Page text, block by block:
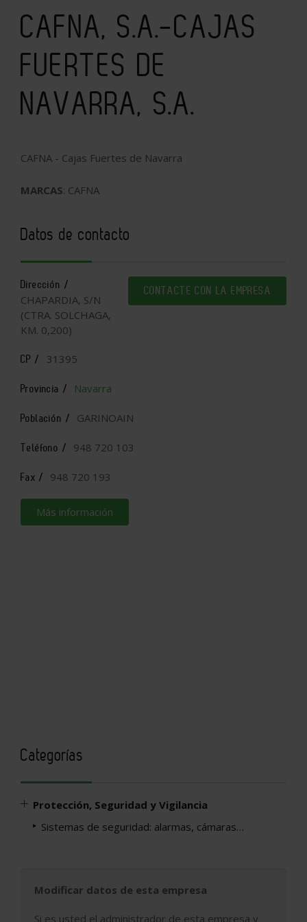
CAFNA, S.A.-CAJAS
FUERTES DE
NAVARRA, S.A.
CAFNA - Cajas Fuertes de Navarra
MARCAS: CAFNA
Datos de contacto
CONTACTE CON LA EMPRESA
Dirección /
CHAPARDIA, S/N
(CTRA. SOLCHAGA,
KM. 0,200)
CP / 31395
Provincia / Navarra
Población / GARINOAIN
Teléfono / 948 720 103
Fax / 948 720 193
Más información
Categorías
Protección, Seguridad y Vigilancia
Sistemas de seguridad: alarmas, cámaras…
Modificar datos de esta empresa
Si es usted el administrador de esta empresa y